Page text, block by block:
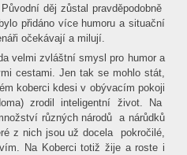
děj zůstal pravděpodobně
bylo přidáno více humoru a situační
očekávají a milují.
velmi zvláštní smysl pro humor a
cestami. Jen tak se mohlo stát,
koberci kdesi v obývacím pokoji
zrodil inteligentní život. Na
různých národů
a nárůdků
z nich jsou už docela
pokročilé,
Na Koberci totiž žije a roste i